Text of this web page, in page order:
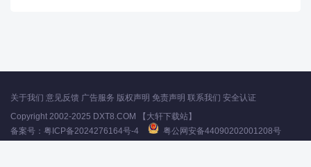
关于我们 意见反馈 广告服务 版权声明 免责声明 联系我们 安全认证
Copyright 2002-2025 DXT8.COM 【大轩下载站】
备案号： 粤ICP备2024276164号-4
粤公网安备44090202001208号